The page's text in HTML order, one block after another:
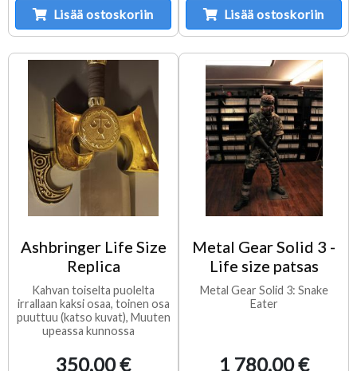
Lisää ostoskoriin Lisää ostoskoriin
Ashbringer Life Size
Replica
Kahvan toiselta puolelta
irrallaan kaksi osaa, toinen osa
puuttuu (katso kuvat), Muuten
upeassa kunnossa
350,00 €
Metal Gear Solid 3 -
Life size patsas
Metal Gear Solid 3: Snake
Eater
1 780,00 €